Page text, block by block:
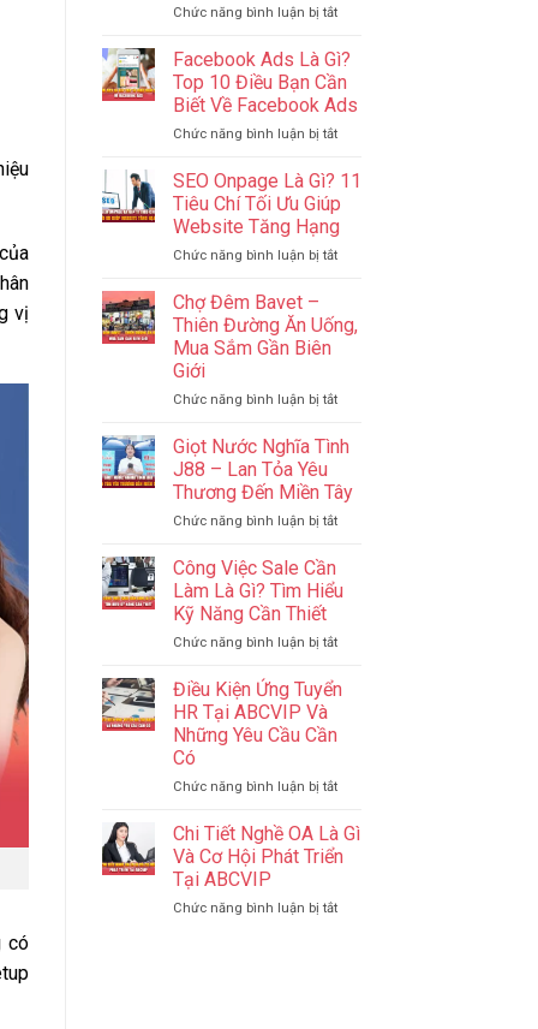
vị
có
Quản
Ngân
Sách
Hiệu
Quả
Nhất
Chức năng bình luận bị tắtở
Phần
IT
Website?
–
Lõi
Hệ
Thống
Công
Facebook Ads Là Gì?
Top 10 Điều Bạn Cần
Biết Về Facebook Ads
Chức năng bình luận bị tắtở
Ads
Gì?
Top
10
Biết
Ads
SEO Onpage Là Gì? 11
Tiêu Chí Tối Ưu Giúp
Website Tăng Hạng
Chức năng bình luận bị tắtở
Gì?
Chí
Ưu
Giúp
Tăng
Hạng
Chợ Đêm Bavet –
Thiên Đường Ăn Uống,
Mua Sắm Gần Biên
Giới
Chức năng bình luận bị tắtở
Đêm
Thiên
Đường
Sắm
Biên
Giọt Nước Nghĩa Tình
J88 – Lan Tỏa Yêu
Thương Đến Miền Tây
Chức năng bình luận bị tắtở
Tình
–
Tỏa
Đến
Tây
Công Việc Sale Cần
Làm Là Gì? Tìm Hiểu
Kỹ Năng Cần Thiết
Chức năng bình luận bị tắtở
Việc
Làm
Gì?
Hiểu
Kỹ
Năng
Thiết
Điều Kiện Ứng Tuyển
HR Tại ABCVIP Và
Những Yêu Cầu Cần
Có
Chức năng bình luận bị tắtở
Kiện
Tuyển
Tại
Chi Tiết Nghề OA Là Gì
Và Cơ Hội Phát Triển
Tại ABCVIP
Chức năng bình luận bị tắtở